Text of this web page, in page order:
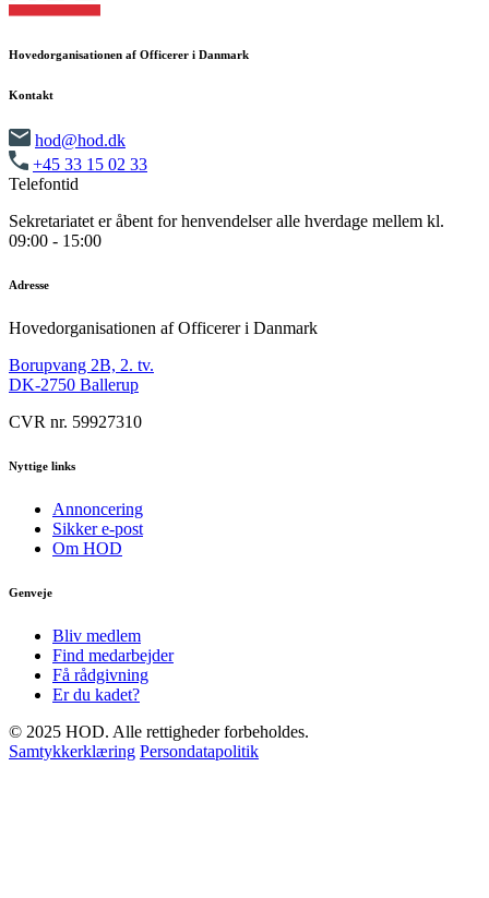
Hovedorganisationen af Officerer i Danmark
Kontakt
hod@hod.dk
+45 33 15 02 33
Telefontid
Sekretariatet er åbent for henvendelser alle hverdage mellem kl.
09:00 - 15:00
Adresse
Hovedorganisationen af Officerer i Danmark
Borupvang 2B, 2. tv.
DK-2750 Ballerup
CVR nr. 59927310
Nyttige links
Annoncering
Sikker e-post
Om HOD
Genveje
Bliv medlem
Find medarbejder
Få rådgivning
Er du kadet?
© 2025 HOD. Alle rettigheder forbeholdes.
Samtykkerklæring Persondatapolitik